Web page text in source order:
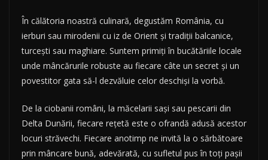
În călătoria noastră culinară, degustăm România, cu
ierburi sau mirodenii cu iz de Orient și tradiții balcanice,
turcești sau maghiare. Suntem primiți în bucătăriile locale
unde mâncărurile robuste au fiecare câte un secret și un
povestitor gata să-l dezvăluie celor deschiși la vorbă.
De la ciobanii români, la măcelarii sași sau pescarii din
Delta Dunării, fiecare rețetă este o ofrandă adusă acestor
locuri străvechi. Fiecare anotimp ne invită la o sărbătoare
prin mâncare bună, adevărată, cu sufletul pus în toți pașii